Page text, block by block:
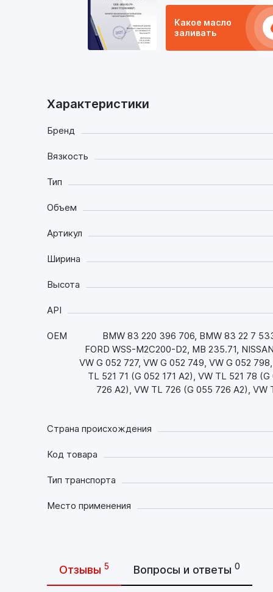
Какое масло
заливать
Характеристики
Бренд
Вязкость
Тип
Объем
Артикул
Ширина
Высота
API
OEM
BMW 83 220 396 706, BMW 83 22 7
FORD WSS-M2C200-D2, MB 235.71,
VW G 052 727, VW G 052 749, VW G 052
TL 521 71 (G 052 171 A2), VW TL 521 78
726 A2), VW TL 726 (G 055 726 A2), VW
Страна происхождения
Код товара
Тип транспорта
Место применения
Отзывы 5 Вопросы и ответы 0